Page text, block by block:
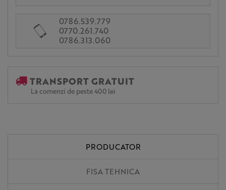
0786.539.779
0770.261.740
0786.313.060
TRANSPORT GRATUIT
La comenzi de peste 400 lei
PRODUCATOR
FISA TEHNICA